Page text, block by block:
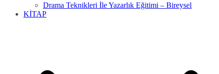
Drama Teknikleri İle Yazarlık Eğitimi – Bireysel
KİTAP